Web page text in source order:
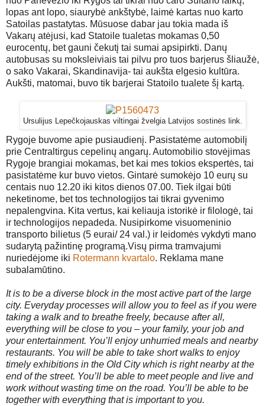
lopas ant lopo, siaurybė ankštybė, laimė kartas nuo karto
Satoilas pastatytas. Mūsuose dabar jau tokia mada iš
Vakarų atėjusi, kad Statoile tualetas mokamas 0,50
eurocentų, bet gauni čekutį tai sumai apsipirkti. Danų
autobusas su moksleiviais tai pilvu pro tuos barjerus šliaužė,
o sako Vakarai, Skandinavija- tai aukšta elgesio kultūra.
Aukšti, matomai, buvo tik barjerai Statoilo tualete šį kartą.
Ursulijus Lepečkojauskas viltingai žvelgia Latvijos sostinės link.
Rygoje buvome apie pusiaudienį. Pasistatėme automobilį
prie Centraltirgus cepelinų angarų. Automobilio stovėjimas
Rygoje brangiai mokamas, bet kai mes tokios ekspertės, tai
pasistatėme kur buvo vietos. Gintarė sumokėjo 10 eurų su
centais nuo 12.20 iki kitos dienos 07.00. Tiek ilgai būti
neketinome, bet tos technologijos tai tikrai gyvenimo
nepalengvina. Kita vertus, kai keliauja istorikė ir filologė, tai
ir technologijos nepadeda. Nusipirkome visuomeninio
transporto bilietus (5 eurai/ 24 val.) ir leidomės vykdyti mano
sudarytą pažintinę programą.Visų pirma tramvajumi
nuriedėjome iki Rotermann kvartalo. Reklama mane
subalamūtino.
It is to be a diverse block in the most active part of the large
city. Everyday processes will allow you to feel as if you were
taking a walk and to breathe freely, because after all,
everything will be close to you – your family, your job and
your entertainment. You’ll enjoy unhurried meals and nearby
restaurants. You will be able to take short walks to enjoy
timely exhibitions in the Old City which is right nearby at the
end of the street. You’ll be able to meet people and live and
work without wasting time on the road. You’ll be able to be
together with everything that is important to you.